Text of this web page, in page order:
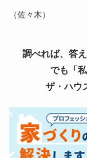
（佐々木）
調べれば、答
でも「
ザ・ハウ